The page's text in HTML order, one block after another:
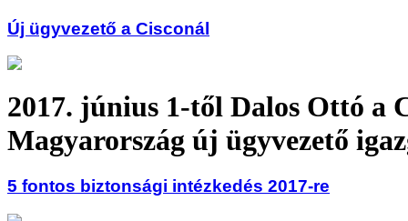
Új ügyvezető a Cisconál
2017. június 1-től Dalos Ottó a
Magyarország új ügyvezető
5 fontos biztonsági intézkedés 2017-re